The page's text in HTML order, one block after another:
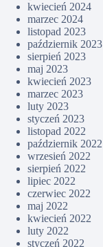
kwiecień 2024
marzec 2024
listopad 2023
październik 2023
sierpień 2023
maj 2023
kwiecień 2023
marzec 2023
luty 2023
styczeń 2023
listopad 2022
październik 2022
wrzesień 2022
sierpień 2022
lipiec 2022
czerwiec 2022
maj 2022
kwiecień 2022
luty 2022
styczeń 2022